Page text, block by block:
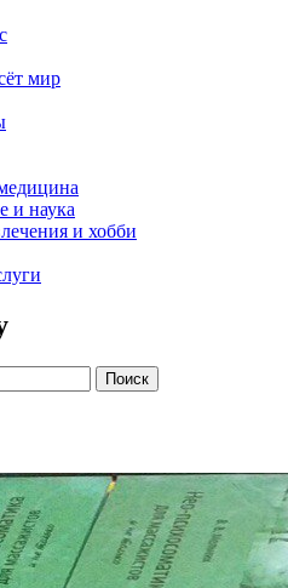
мир
и наука
и хобби